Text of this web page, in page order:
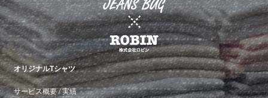
オリジナルTシャツ
サービス概要/実績